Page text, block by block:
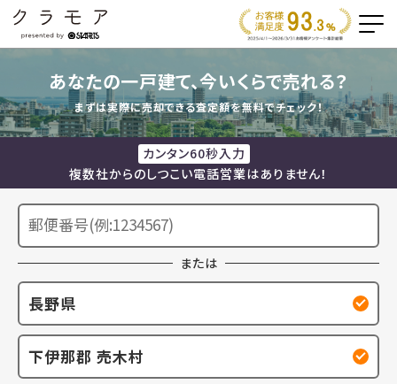
あなたの一戸建て、今いくらで売れる？
まずは実際に売却できる査定額を無料でチェック！
カンタン60秒入力
複数社からのしつこい電話営業はありません！
または
長野県
下伊那郡 売木村